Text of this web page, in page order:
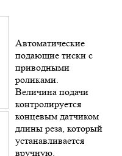
Автоматические
подающие тиски с
приводными
роликами.
Величина подачи
контролируется
концевым датчиком
длины реза, который
устанавливается
вручную.